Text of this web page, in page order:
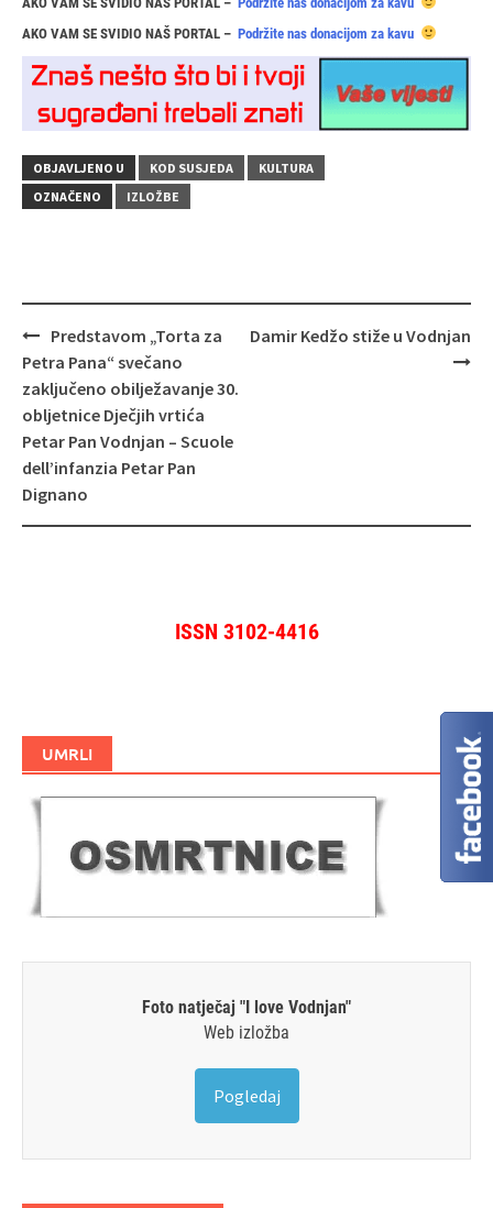
AKO VAM SE SVIDIO NAŠ PORTAL – Podržite nas donacijom za kavu
OBJAVLJENO U KOD SUSJEDA
KULTURA
OZNAČENO
IZLOŽBE
Navigacija
objava
Predstavom „Torta za
Petra Pana“ svečano
zaključeno obilježavanje 30.
obljetnice Dječjih vrtića
Petar Pan Vodnjan – Scuole
dell’infanzia Petar Pan
Dignano
Damir Kedžo stiže u Vodnjan
ISSN 3102-4416
UMRLI
Foto natječaj "I love Vodnjan"
Web izložba
Pogledaj